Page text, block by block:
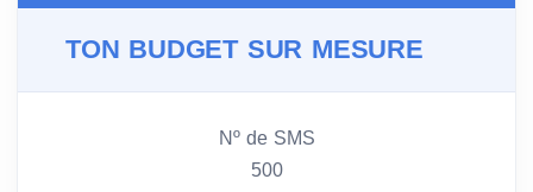
TON BUDGET SUR MESURE
Nº de SMS
500